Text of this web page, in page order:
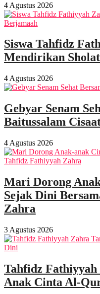
4 Agustus 2026
Siswa Tahfidz
Mendirikan
4 Agustus 2026
Gebyar Senam
Baitussalam
4 Agustus 2026
Mari Dorong
Sejak Dini
Zahra
3 Agustus 2026
Tahfidz
Anak Cinta Al-